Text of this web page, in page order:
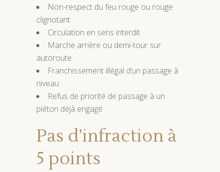
Non-respect du feu rouge ou rouge
clignotant
Circulation en sens interdit
Marche arrière ou demi-tour sur
autoroute
Franchissement illégal d’un passage à
niveau
Refus de priorité de passage à un
piéton déjà engagé
Pas d’infraction à
5 points